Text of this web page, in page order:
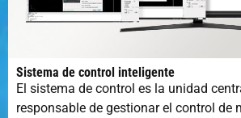
Sistema de control inteligente
El sistema de control es la unidad
responsable de gestionar el control de